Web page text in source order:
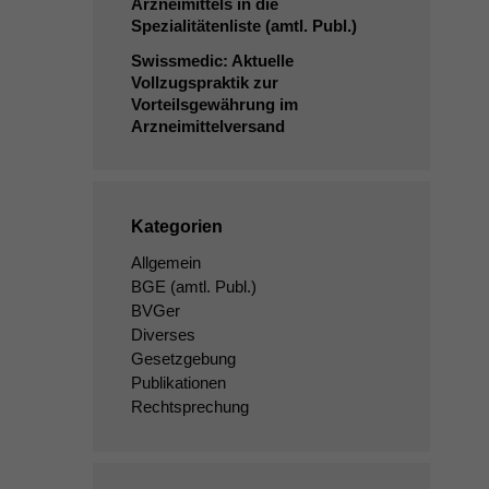
Arzneimittels in die
Spezialitätenliste (amtl. Publ.)
Swissmedic: Aktuelle
Vollzugspraktik zur
Vorteilsgewährung im
Arzneimittelversand
Kategorien
Allgemein
BGE (amtl. Publ.)
BVGer
Diverses
Gesetzgebung
Publikationen
Rechtsprechung